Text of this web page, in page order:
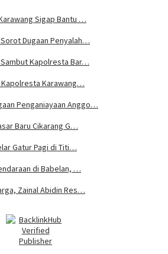
Sigap Bantu …
Sorot Dugaan Penyalah…
Sambut Kapolresta Bar…
Kapolresta Karawang…
Penganiayaan Anggo…
Baru Cikarang G…
Gatur Pagi di Titi…
di Babelan, …
Zainal Abidin Res…